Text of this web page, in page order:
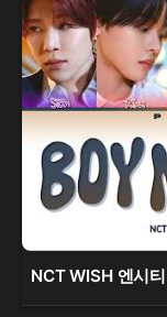
NCT WISH 엔시